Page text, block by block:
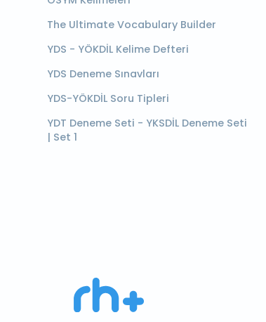
The Ultimate Vocabulary Builder
YDS - YÖKDİL Kelime Defteri
YDS Deneme Sınavları
YDS-YÖKDİL Soru Tipleri
YDT Deneme Seti - YKSDİL Deneme Seti
| Set 1